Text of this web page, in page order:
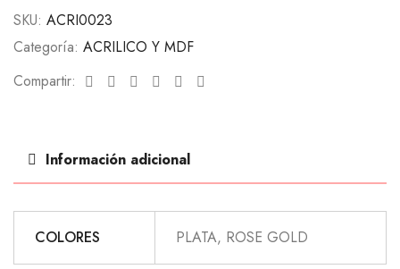
SKU: ACRI0023
Categoría: ACRILICO Y MDF
Compartir:
Facebook
TwitterLinkedinGoogle+Pinterest
Información adicional
COLORES PLATA, ROSE GOLD